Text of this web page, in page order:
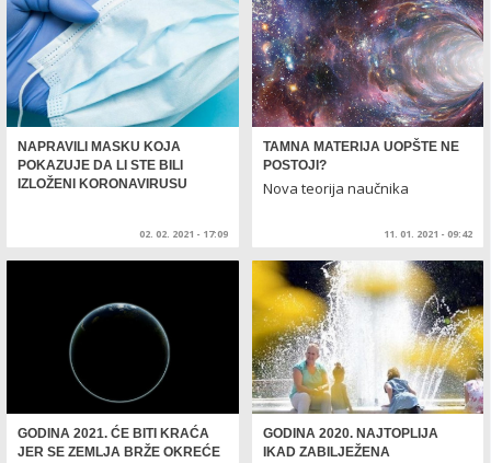
NAPRAVILI MASKU KOJA
POKAZUJE DA LI STE BILI
IZLOŽENI KORONAVIRUSU
02. 02. 2021 - 17:09
TAMNA MATERIJA UOPŠTE NE
POSTOJI?
Nova teorija naučnika
11. 01. 2021 - 09:42
GODINA 2021. ĆE BITI KRAĆA
JER SE ZEMLJA BRŽE OKREĆE
GODINA 2020. NAJTOPLIJA
IKAD ZABILJEŽENA